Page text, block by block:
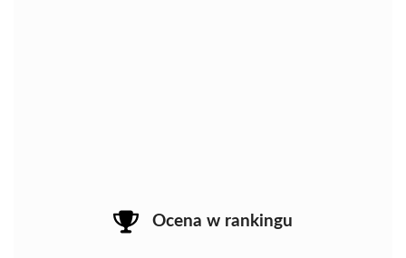
Ocena w rankingu